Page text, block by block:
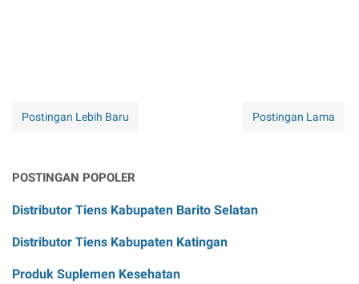
Postingan Lebih Baru Postingan Lama
POSTINGAN POPOLER
Distributor Tiens Kabupaten Barito Selatan
Distributor Tiens Kabupaten Katingan
Produk Suplemen Kesehatan